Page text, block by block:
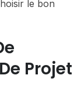
le bon
Projet